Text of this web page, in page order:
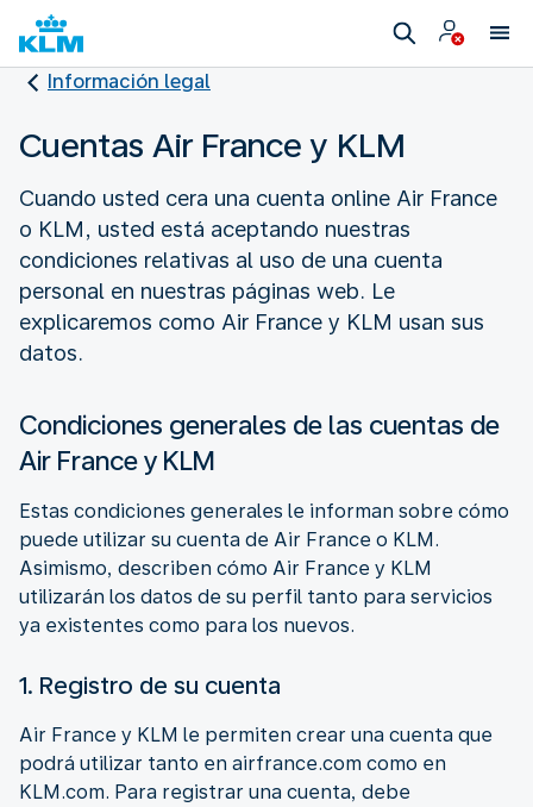
Información legal
Cuentas Air France y KLM
Cuando usted cera una cuenta online Air France
o KLM, usted está aceptando nuestras
condiciones relativas al uso de una cuenta
personal en nuestras páginas web. Le
explicaremos como Air France y KLM usan sus
datos.
Condiciones generales de las cuentas de
Air France y KLM
Estas condiciones generales le informan sobre cómo
puede utilizar su cuenta de Air France o KLM.
Asimismo, describen cómo Air France y KLM
utilizarán los datos de su perfil tanto para servicios
ya existentes como para los nuevos.
1. Registro de su cuenta
Air France y KLM le permiten crear una cuenta que
podrá utilizar tanto en airfrance.com como en
KLM.com. Para registrar una cuenta, debe